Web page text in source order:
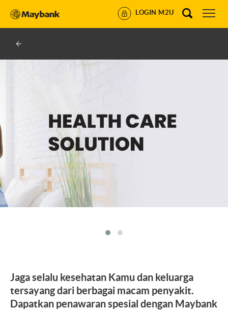
LOGIN M2U
Jaga selalu kesehatan Kamu dan keluarga
tersayang dari berbagai macam penyakit.
Dapatkan penawaran spesial dengan Maybank